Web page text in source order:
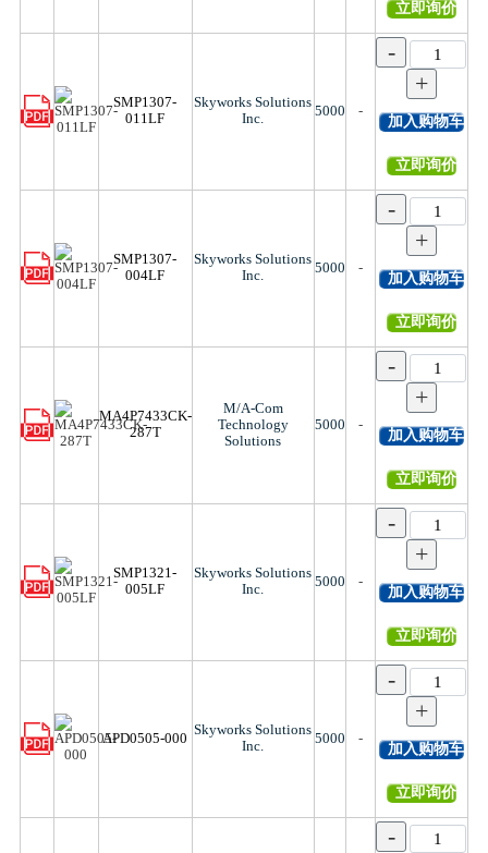
立即询价
SMP1307-
011LF
Skyworks Solutions
Inc.
5000 -
-
+
加入购物车
立即询价
SMP1307-
004LF
Skyworks Solutions
Inc.
5000 -
-
+
加入购物车
立即询价
MA4P7433CK-
287T
M/A-Com
Technology
Solutions
5000 -
-
+
加入购物车
立即询价
SMP1321-
005LF
Skyworks Solutions
Inc.
5000 -
-
+
加入购物车
立即询价
APD0505-000
Skyworks Solutions
Inc.
5000 -
-
+
加入购物车
立即询价
-